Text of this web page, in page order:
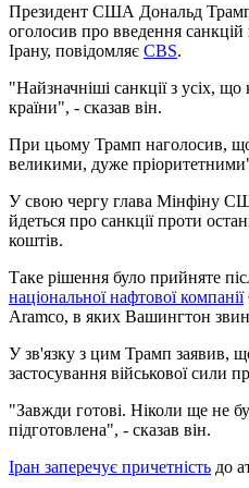
Президент США Дональд
оголосив про введення
Ірану, повідомляє CBS.
"Найзначніші санкції з усіх,
країни", - сказав він.
При цьому Трамп наголосив, що
великими, дуже
У свою чергу глава Мінфіну
йдеться про санкції проти
коштів.
Таке рішення було прийняте
національної нафтової компанії
Aramco, в яких Вашингтон
У зв'язку з цим Трамп заявив,
застосування військової сили
"Завжди готові. Ніколи ще не
підготовлена", - сказав він.
Іран заперечує причетність до